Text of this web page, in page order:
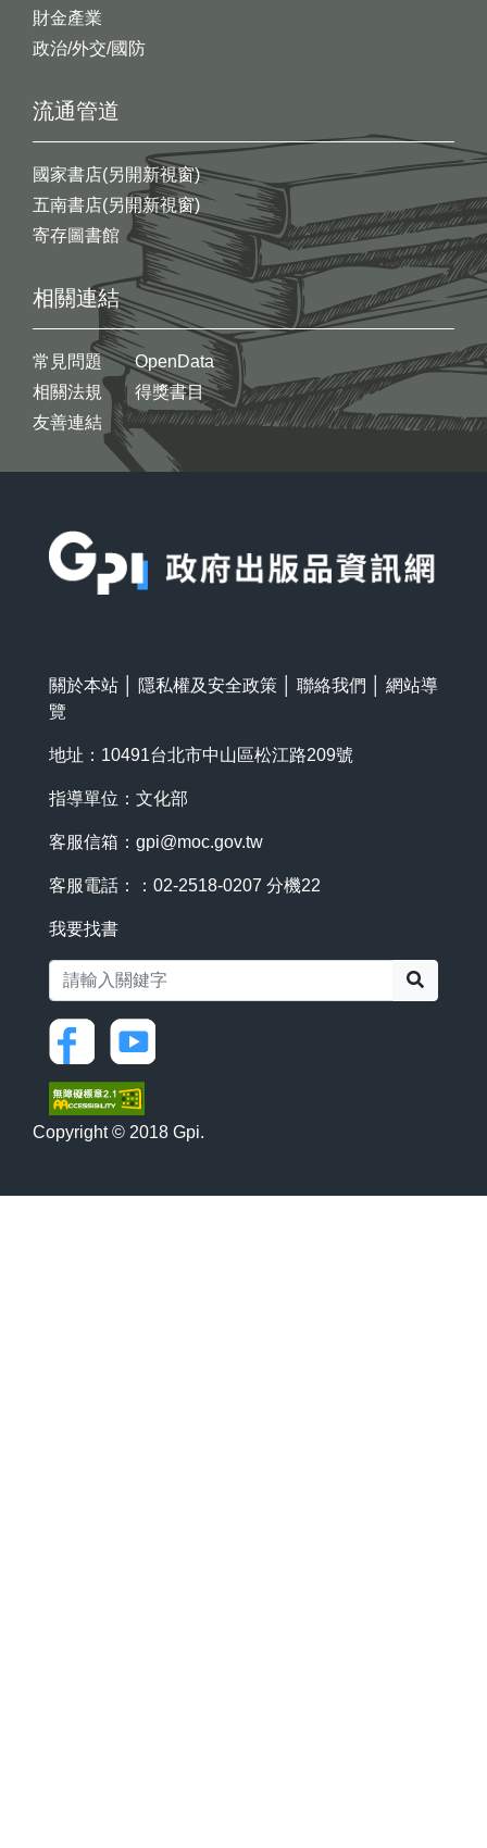
財金產業
政治/外交/國防
流通管道
國家書店(另開新視窗)
五南書店(另開新視窗)
寄存圖書館
相關連結
常見問題
相關法規
友善連結
OpenData
得獎書目
關於本站 隱私權及安全政策 聯絡我們
網站導
覽
地址：10491台北市中山區松江路209號
指導單位：文化部
客服信箱： gpi@moc.gov.tw
客服電話：：02-2518-0207 分機22
我要找書
Copyright © 2018 Gpi.